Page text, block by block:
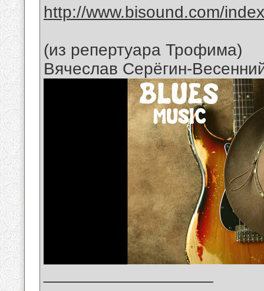
http://www.bisound.com/
(из репертуара Трофима)
Вячеслав Серёгин-